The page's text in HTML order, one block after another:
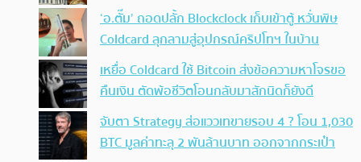
‘อ.ตั๊ม’ ถอดปลั้ก Blockclock เก็บเข้าตู้ หวั่นพิษ
Coldcard ลุกลามสู่อุปกรณ์คริปโทฯ ในบ้าน
เหยื่อ Coldcard ใช้ Bitcoin ส่งข้อความหาโจรขอ
คืนเงิน ตัดพ้อชีวิตโอนกลับมาสักนิดก็ยังดี
จับตา Strategy ส่อแววเทขายรอบ 4 ? โอน 1,030
BTC มูลค่าทะลุ 2 พันล้านบาท ออกจากกระเป๋า